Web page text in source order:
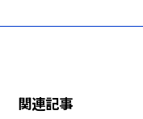
関連記事